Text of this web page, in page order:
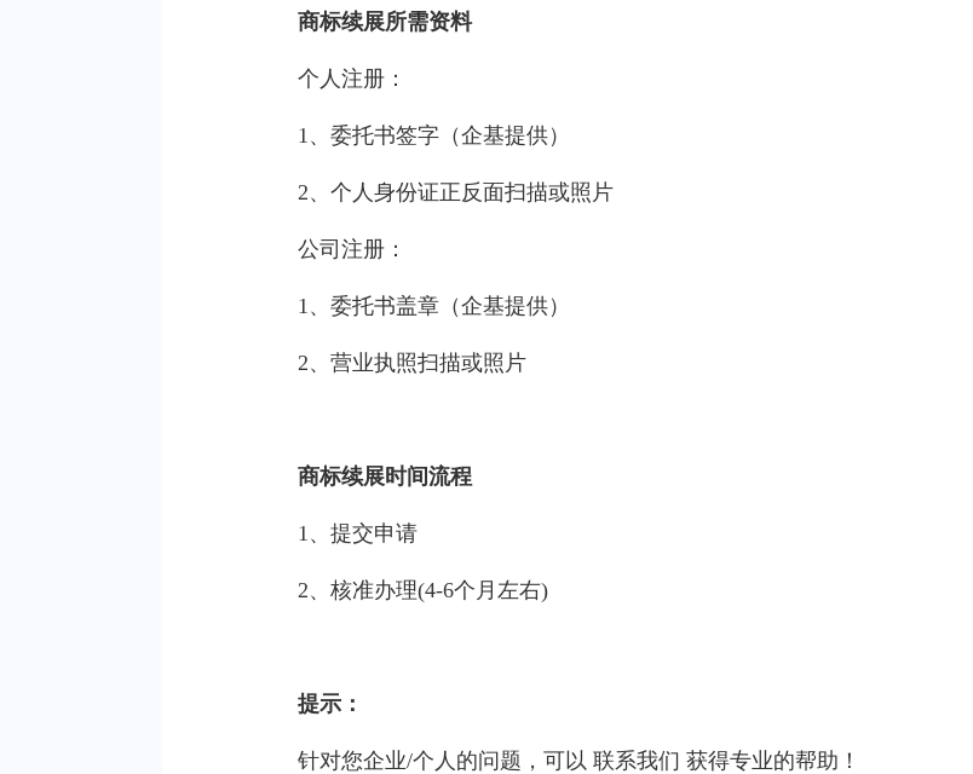
商标续展所需资料
个人注册：
1、委托书签字（企基提供）
2、个人身份证正反面扫描或照片
公司注册：
1、委托书盖章（企基提供）
2、营业执照扫描或照片
商标续展时间流程
1、提交申请
2、核准办理(4-6个月左右)
提示：
针对您企业/个人的问题，可以 联系我们 获得专业的帮助！